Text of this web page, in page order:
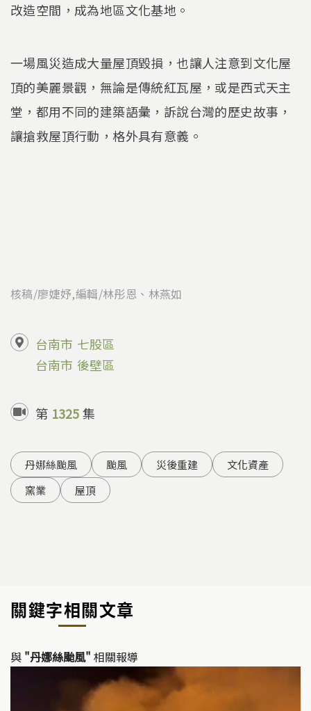
改造空間，成為地區文化基地。
一場風災造成大量屋頂毀損，也讓人注意到文化屋
頂的美麗景觀，無論是傳統紅瓦屋，或是西式天主
堂，都用不同的建築語彙，訴說台灣的歷史故事，
讓搶救屋頂行動，格外具有意義。
核稿/廖婕妤,編輯/林彤恩、林燕如
台南市 七股區
台南市 後壁區
第 1325集
丹娜絲颱風 颱風 災後重建
文化資產
窯業
屋頂
關鍵字相關文章
與 "丹娜絲颱風" 相關報導